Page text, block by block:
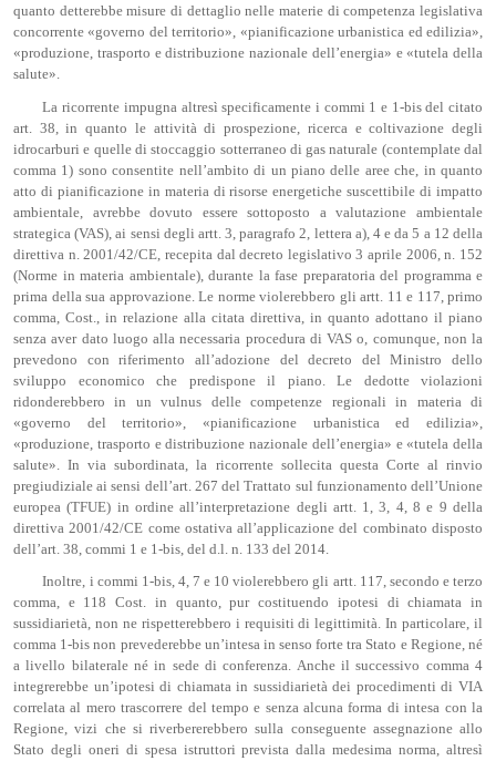
quanto detterebbe misure di dettaglio nelle materie di competenza legislativa
concorrente «governo del territorio», «pianificazione urbanistica ed edilizia»,
«produzione, trasporto e distribuzione nazionale dell’energia» e «tutela della
salute».
La ricorrente impugna altresì specificamente i commi 1 e 1-bis del citato
art. 38, in quanto le attività di prospezione, ricerca e coltivazione degli
idrocarburi e quelle di stoccaggio sotterraneo di gas naturale (contemplate dal
comma 1) sono consentite nell’ambito di un piano delle aree che, in quanto
atto di pianificazione in materia di risorse energetiche suscettibile di impatto
ambientale, avrebbe dovuto essere sottoposto a valutazione ambientale
strategica (VAS), ai sensi degli artt. 3, paragrafo 2, lettera a), 4 e da 5 a 12 della
direttiva n. 2001/42/CE, recepita dal decreto legislativo 3 aprile 2006, n. 152
(Norme in materia ambientale), durante la fase preparatoria del programma e
prima della sua approvazione. Le norme violerebbero gli artt. 11 e 117, primo
comma, Cost., in relazione alla citata direttiva, in quanto adottano il piano
senza aver dato luogo alla necessaria procedura di VAS o, comunque, non la
prevedono con riferimento all’adozione del decreto del Ministro dello
sviluppo economico che predispone il piano. Le dedotte violazioni
ridonderebbero in un vulnus delle competenze regionali in materia di
«governo del territorio», «pianificazione urbanistica ed edilizia»,
«produzione, trasporto e distribuzione nazionale dell’energia» e «tutela della
salute». In via subordinata, la ricorrente sollecita questa Corte al rinvio
pregiudiziale ai sensi dell’art. 267 del Trattato sul funzionamento dell’Unione
europea (TFUE) in ordine all’interpretazione degli artt. 1, 3, 4, 8 e 9 della
direttiva 2001/42/CE come ostativa all’applicazione del combinato disposto
dell’art. 38, commi 1 e 1-bis, del d.l. n. 133 del 2014.
Inoltre, i commi 1-bis, 4, 7 e 10 violerebbero gli artt. 117, secondo e terzo
comma, e 118 Cost. in quanto, pur costituendo ipotesi di chiamata in
sussidiarietà, non ne rispetterebbero i requisiti di legittimità. In particolare, il
comma 1-bis non prevederebbe un’intesa in senso forte tra Stato e Regione, né
a livello bilaterale né in sede di conferenza. Anche il successivo comma 4
integrerebbe un’ipotesi di chiamata in sussidiarietà dei procedimenti di VIA
correlata al mero trascorrere del tempo e senza alcuna forma di intesa con la
Regione, vizi che si riverbererebbero sulla conseguente assegnazione allo
Stato degli oneri di spesa istruttori prevista dalla medesima norma, altresì